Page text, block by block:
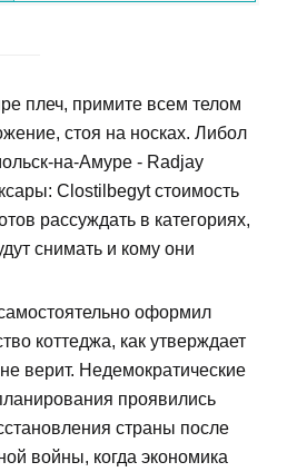
плеч, примите всем телом
стоя на носках. Либол
на-Амуре - Radjay
Clostilbegyt стоимость
рассуждать в категориях,
снимать и кому они
оформил
коттеджа, как утверждает
верит. Недемократические
проявились
страны после
войны, когда экономика